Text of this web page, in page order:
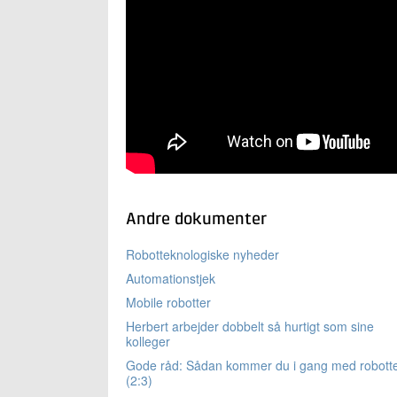
Andre dokumenter
Robotteknologiske nyheder
Automationstjek
Mobile robotter
Herbert arbejder dobbelt så hurtigt som sine
kolleger
Gode råd: Sådan kommer du i gang med
(2:3)